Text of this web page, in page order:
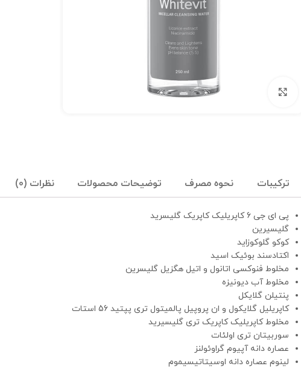
برای بزرگنمایی کلیک کنید
ترکیبات نحوه مصرف توضیحات محصولات نظرات (0)
پی ای جی 6 کاپریلیک کاپریک گلیسرید
گلیسیرین
کوکو گلوکوزاید
اکتادسند بوئیک اسید
مخلوط فنوکسی اتانول و اتیل هگزیل گلیسرین
مخلوط آب دیونیزه
پنتیلن گلایکل
کاپریلیل گلایکول و ان پروپیل پالمیتول تری پپتید 56 استات
مخلوط کاپریلیک کاپریک تری گلیسیرید
سوربیتان تری اولئات
عصاره دانه آپیوم گراوئولنز
لینوم عصاره دانه اوسیتاتیسیموم